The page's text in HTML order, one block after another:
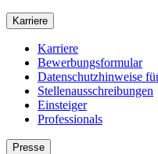
Karriere
Karriere
Bewerbungsformular
Datenschutzhinweise
Stellenausschreibungen
Einsteiger
Professionals
Presse